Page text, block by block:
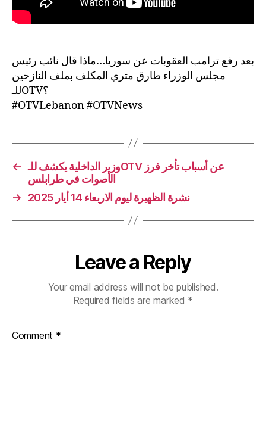
بعد رفع ترامب العقوبات عن سوريا…ماذا قال نائب رئيس
مجلس الوزراء طارق متري المكلف بملف النازحين
للـOTV؟
#OTVLebanon #OTVNews
← وزير الداخلية يكشف للـOTV عن أسباب تأخر فرز
الأصوات في طرابلس
→
نشرة الظهيرة ليوم الاربعاء 14 أيار 2025
Leave a Reply
Your email address will not be published.
Required fields are marked *
Comment *